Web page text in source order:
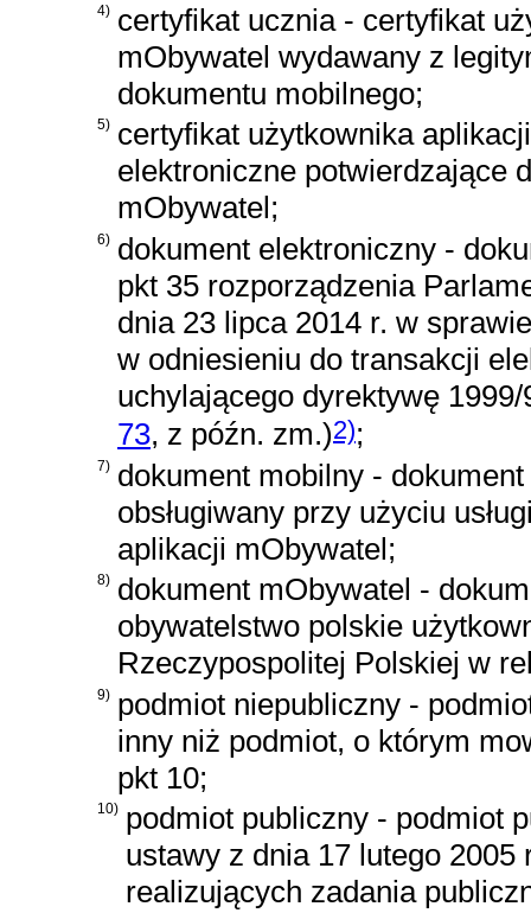
4) certyfikat ucznia - certyfikat
mObywatel wydawany z
dokumentu mobilnego;
5) certyfikat użytkownika
elektroniczne potwierdzające
mObywatel;
6) dokument elektroniczny -
pkt 35 rozporządzenia
dnia 23 lipca 2014 r. w
w odniesieniu do transakcji
uchylającego dyrektywę
73, z późn. zm.)2);
7) dokument mobilny -
obsługiwany przy użyciu
aplikacji mObywatel;
8) dokument mObywatel -
obywatelstwo polskie
Rzeczypospolitej Polskiej w
9) podmiot niepubliczny -
inny niż podmiot, o którym
pkt 10;
10) podmiot publiczny - podmiot
ustawy z dnia 17 lutego 2005
realizujących zadania